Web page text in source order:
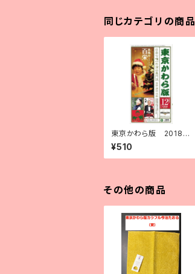
同じカテゴリの商品
東京かわら版 2018
（平成30）年12月号
¥510
その他の商品